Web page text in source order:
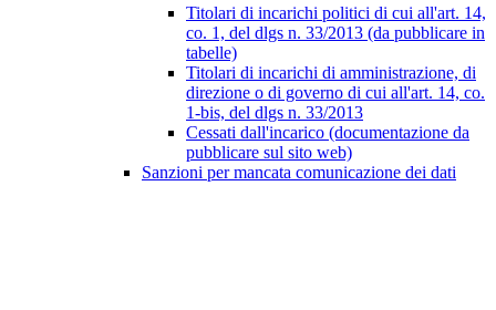
Titolari di incarichi politici di cui all'art. 14,
co. 1, del dlgs n. 33/2013 (da pubblicare in
tabelle)
Titolari di incarichi di amministrazione, di
direzione o di governo di cui all'art. 14, co.
1-bis, del dlgs n. 33/2013
Cessati dall'incarico (documentazione da
pubblicare sul sito web)
Sanzioni per mancata comunicazione dei dati